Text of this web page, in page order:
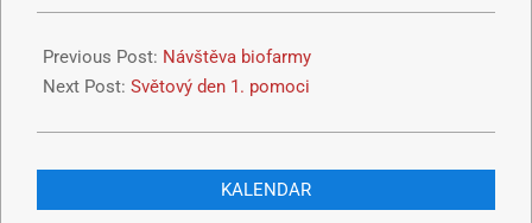
Previous Post: Návštěva biofarmy
Next Post: Světový den 1. pomoci
KALENDAR